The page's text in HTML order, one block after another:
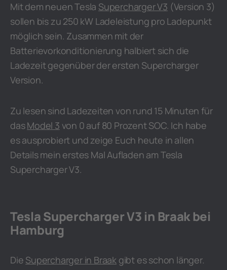
Mit dem neuen Tesla Supercharger V3 (Version 3)
sollen bis zu 250 kW Ladeleistung pro Ladepunkt
möglich sein. Zusammen mit der
Batterievorkonditionierung halbiert sich die
Ladezeit gegenüber der ersten Supercharger
Version.
Zu lesen sind Ladezeiten von rund 15 Minuten für
dasModel 3 von 0 auf 80 Prozent SOC. Ich habe
es ausprobiert und zeige Euch heute in allen
Details mein erstes Mal Aufladen am Tesla
Supercharger V3.
Tesla Supercharger V3 in Braak bei
Hamburg
Die Supercharger in Braak gibt es schon länger.